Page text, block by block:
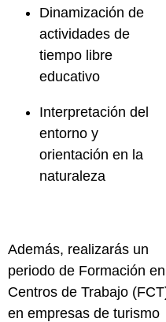
Dinamización de
actividades de
tiempo libre
educativo
Interpretación del
entorno y
orientación en la
naturaleza
Además, realizarás un
periodo de Formación en
Centros de Trabajo
en empresas de turismo